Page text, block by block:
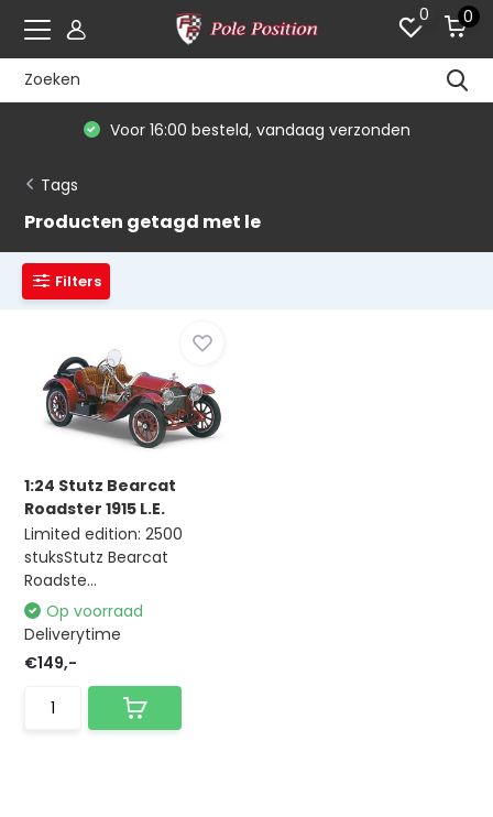
0 0
Voor 16:00 besteld, vandaag verzonden
Tags
Producten getagd met le
Filters
1:24 Stutz Bearcat
Roadster 1915 L.E.
Limited edition: 2500
stuksStutz Bearcat
Roadste...
Op voorraad
Deliverytime
€149,-